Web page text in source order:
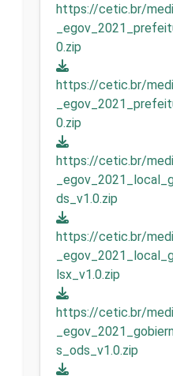
https://cetic.br/
0.zip
https://cetic.br/
0.zip
https://cetic.br/
ds_v1.0.zip
https://cetic.br/
lsx_v1.0.zip
https://cetic.br/
s_ods_v1.0.zip